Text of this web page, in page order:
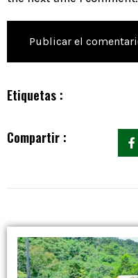
Etiquetas :
Compartir :